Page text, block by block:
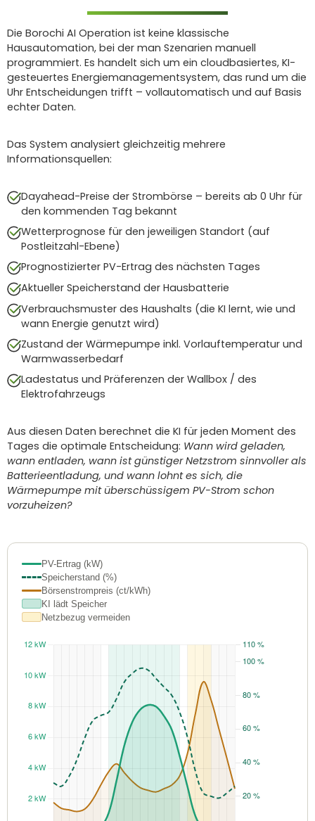
Die Borochi AI Operation ist keine klassische
Hausautomation, bei der man Szenarien manuell
programmiert. Es handelt sich um ein cloudbasiertes, KI-
gesteuertes Energiemanagementsystem, das rund um die
Uhr Entscheidungen trifft – vollautomatisch und auf Basis
echter Daten.
Das System analysiert gleichzeitig mehrere
Informationsquellen:
Dayahead-Preise der Strombörse – bereits ab 0 Uhr für
den kommenden Tag bekannt
Wetterprognose für den jeweiligen Standort (auf
Postleitzahl-Ebene)
Prognostizierter PV-Ertrag des nächsten Tages
Aktueller Speicherstand der Hausbatterie
Verbrauchsmuster des Haushalts (die KI lernt, wie und
wann Energie genutzt wird)
Zustand der Wärmepumpe inkl. Vorlauftemperatur und
Warmwasserbedarf
Ladestatus und Präferenzen der Wallbox / des
Elektrofahrzeugs
Aus diesen Daten berechnet die KI für jeden Moment des
Tages die optimale Entscheidung: Wann wird geladen,
wann entladen, wann ist günstiger Netzstrom sinnvoller als
Batterieentladung, und wann lohnt es sich, die
Wärmepumpe mit überschüssigem PV-Strom schon
vorzuheizen?
PV-Ertrag (kW)
Speicherstand (%)
Börsenstrompreis (ct/kWh)
KI lädt Speicher
Netzbezug vermeiden